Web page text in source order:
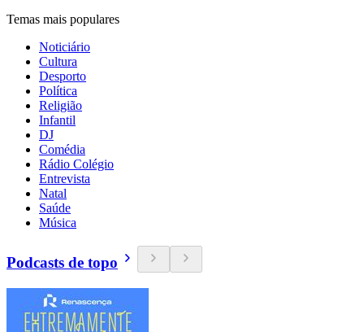
Temas mais populares
Noticiário
Cultura
Desporto
Política
Religião
Infantil
DJ
Comédia
Rádio Colégio
Entrevista
Natal
Saúde
Música
Podcasts de topo